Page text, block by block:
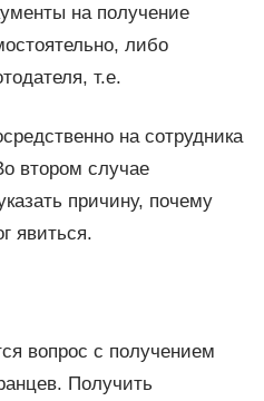
на получение
либо
т.е.
на сотрудника
втором случае
причину, почему
явиться.
вопрос с получением
Получить